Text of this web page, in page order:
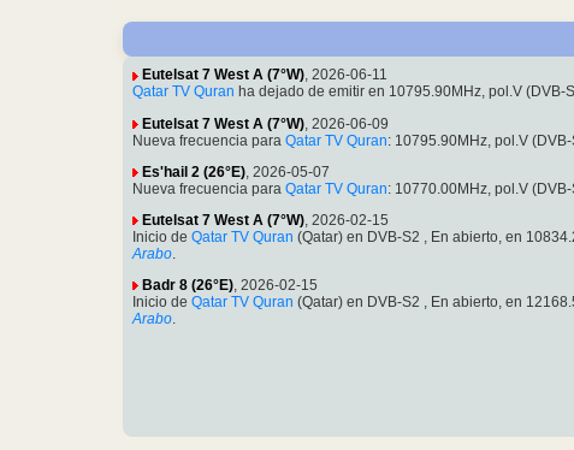
Eutelsat 7 West A (7°W), 2026-06-11
Qatar TV Quran ha dejado de emitir en 10795.90MHz, pol.V (DVB-
Eutelsat 7 West A (7°W) , 2026-06-09
Nueva frecuencia para Qatar TV Quran: 10795.90MHz, pol.V
Es'hail 2 (26°E) , 2026-05-07
Nueva frecuencia para Qatar TV Quran: 10770.00MHz, pol.V
Eutelsat 7 West A (7°W) , 2026-02-15
Inicio de Qatar TV Quran (Qatar) en DVB-S2 , En abierto, en
Arabo
Badr 8 (26°E) , 2026-02-15
Inicio de Qatar TV Quran (Qatar) en DVB-S2 , En abierto, en
Arabo